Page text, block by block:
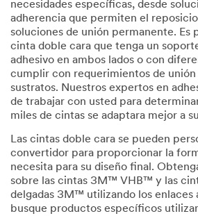
necesidades específicas, desde
adherencia que permiten el
soluciones de unión permanente. Es
cinta doble cara que tenga un
adhesivo en ambos lados o con
cumplir con requerimientos de
sustratos. Nuestros expertos en
de trabajar con usted para
miles de cintas se adaptara mejor a
Las cintas doble cara se pueden
convertidor para proporcionar la
necesita para su diseño final.
sobre las cintas 3M™ VHB™ y las
delgadas 3M™ utilizando los enlaces
busque productos específicos